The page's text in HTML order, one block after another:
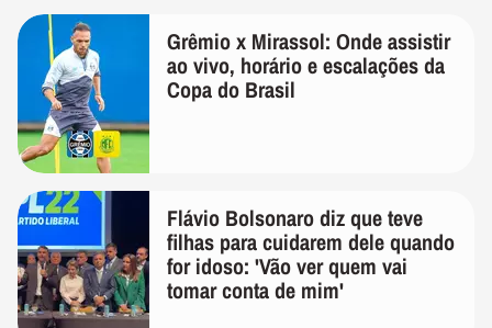
Grêmio x Mirassol: Onde assistir
ao vivo, horário e escalações da
Copa do Brasil
Flávio Bolsonaro diz que teve
filhas para cuidarem dele quando
for idoso: 'Vão ver quem vai
tomar conta de mim'